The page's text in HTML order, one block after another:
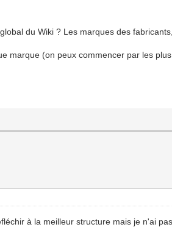
du Wiki ? Les marques des
marque (on peux commencer par les
à la meilleur structure mais je n'ai